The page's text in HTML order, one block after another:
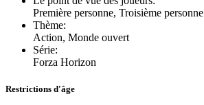
Première personne, Troisième personne
Thème:
Action, Monde ouvert
Série:
Forza Horizon
Restrictions d'âge